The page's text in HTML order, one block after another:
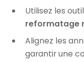
Utilisez les
reformatage
Alignez les
garantir une